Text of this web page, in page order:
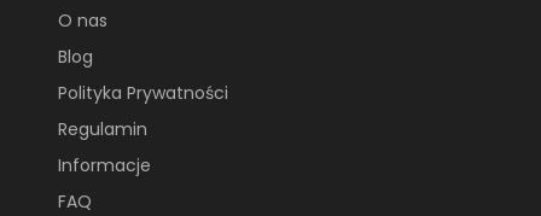
O nas
Blog
Polityka Prywatności
Regulamin
Informacje
FAQ